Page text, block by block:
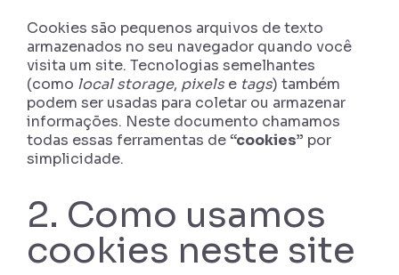
Cookies são pequenos arquivos de texto
armazenados no seu navegador quando você
visita um site. Tecnologias semelhantes
(como local storage, pixelse tags) também
podem ser usadas para coletar ou armazenar
informações. Neste documento chamamos
todas essas ferramentas de“cookies” por
simplicidade.
2. Como usamos
cookies neste site